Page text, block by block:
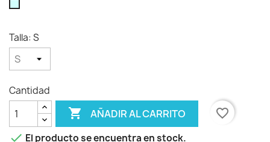
Talla: S
Cantidad
 AÑADIR AL CARRITO
favorite_border
 El producto se encuentra en stock.